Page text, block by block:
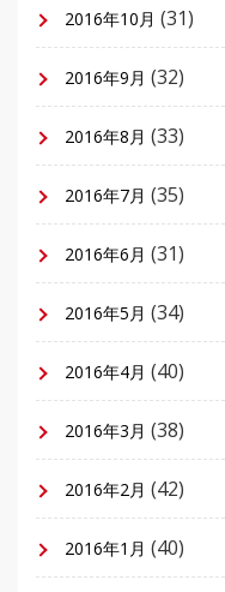
2016年10月 (31)
2016年9月 (32)
2016年8月 (33)
2016年7月 (35)
2016年6月 (31)
2016年5月 (34)
2016年4月 (40)
2016年3月 (38)
2016年2月 (42)
2016年1月 (40)